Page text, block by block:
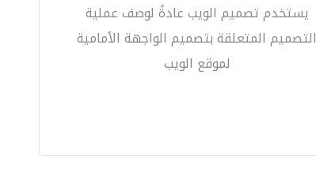
يستخدم تصميم الويب عادةً لوصف عملية
التصميم المتعلقة بتصميم الواجهة الأمامية
لموقع الويب